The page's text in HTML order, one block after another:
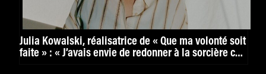
Julia Kowalski, réalisatrice de « Que ma volonté soit
faite » : « J’avais envie de redonner à la sorcière ce